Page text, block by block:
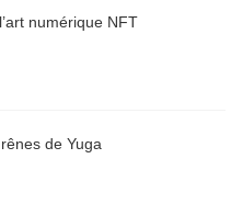
numérique NFT
de Yuga